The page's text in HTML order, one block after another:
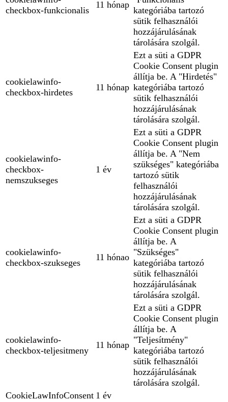
checkbox-funkcionalis
11 hónap
kategóriába tartozó
sütik felhasználói
hozzájárulásának
tárolására szolgál.
cookielawinfo-
checkbox-hirdetes
11 hónap
Ezt a süti a GDPR
Cookie Consent plugin
állítja be. A "Hirdetés"
kategóriába tartozó
sütik felhasználói
hozzájárulásának
tárolására szolgál.
cookielawinfo-
checkbox-
nemszukseges
1 év
Ezt a süti a GDPR
Cookie Consent plugin
állítja be. A "Nem
szükséges" kategóriába
tartozó sütik
felhasználói
hozzájárulásának
tárolására szolgál.
cookielawinfo-
checkbox-szukseges
11 hónao
Ezt a süti a GDPR
Cookie Consent plugin
állítja be. A
"Szükséges"
kategóriába tartozó
sütik felhasználói
hozzájárulásának
tárolására szolgál.
cookielawinfo-
checkbox-teljesitmeny
11 hónap
Ezt a süti a GDPR
Cookie Consent plugin
állítja be. A
"Teljesítmény"
kategóriába tartozó
sütik felhasználói
hozzájárulásának
tárolására szolgál.
CookieLawInfoConsent 1 év